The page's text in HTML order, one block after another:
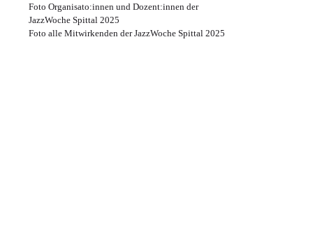
Foto Organisato:innen und Dozent:innen der
JazzWoche Spittal 2025
Foto alle Mitwirkenden der JazzWoche Spittal 2025